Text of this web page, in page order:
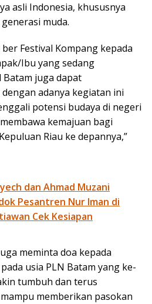
asli Indonesia, khususnya
muda.
Festival Kompang kepada
Ibu yang sedang
Batam juga dapat
adanya kegiatan ini
potensi budaya di negeri
kemajuan bagi
Riau ke depannya,”
dan Ahmad Muzani
Pesantren Nur Iman di
Cek Kesiapan
meminta doa kepada
usia PLN Batam yang ke-
tumbuh dan terus
memberikan pasokan